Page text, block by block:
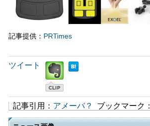
記事提供： PRTimes
ツイート
記事引用： アメーバ？ ブックマーク：